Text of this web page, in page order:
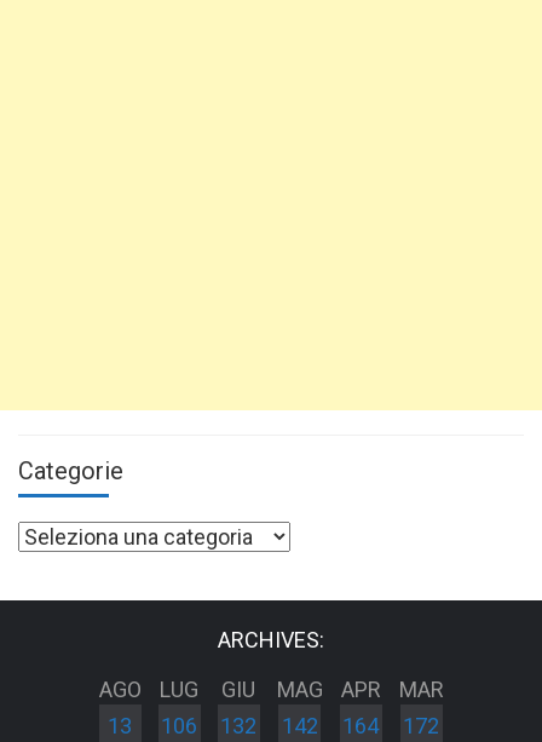
Categorie
Categorie
ARCHIVES:
AGO
13
LUG
106
GIU
132
MAG
142
APR
164
MAR
172